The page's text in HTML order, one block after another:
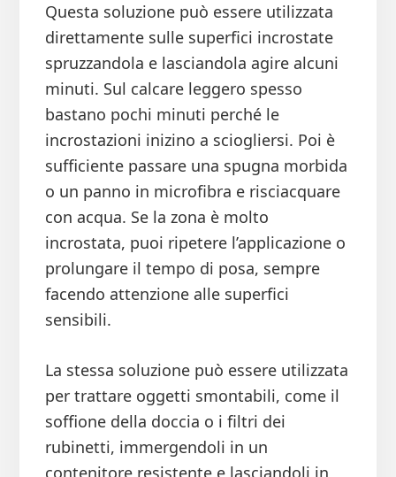
Questa soluzione può essere utilizzata
direttamente sulle superfici incrostate
spruzzandola e lasciandola agire alcuni
minuti. Sul calcare leggero spesso
bastano pochi minuti perché le
incrostazioni inizino a sciogliersi. Poi è
sufficiente passare una spugna morbida
o un panno in microfibra e risciacquare
con acqua. Se la zona è molto
incrostata, puoi ripetere l’applicazione o
prolungare il tempo di posa, sempre
facendo attenzione alle superfici
sensibili.
La stessa soluzione può essere utilizzata
per trattare oggetti smontabili, come il
soffione della doccia o i filtri dei
rubinetti, immergendoli in un